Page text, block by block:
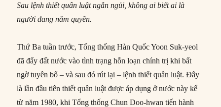
Sau lệnh thiết quân luật ngắn ngủi, không ai biết ai là
người đang nắm quyền.
Thứ Ba tuần trước, Tổng thống Hàn Quốc Yoon Suk-yeol
đã đẩy đất nước vào tình trạng hỗn loạn chính trị khi bất
ngờ tuyên bố – và sau đó rút lại – lệnh thiết quân luật. Đây
là lần đầu tiên thiết quân luật được áp dụng ở nước này kể
từ năm 1980, khi Tổng thống Chun Doo-hwan tiến hành